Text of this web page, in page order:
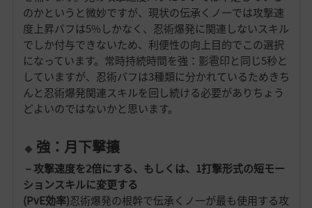
のかというと微妙ですが、現状の伝承くノ一では攻撃速
度上昇バフは5%しかなく、忍術爆発に関連しないスキル
でしか付与できないため、利便性の向上目的でこの選択
になっています。常時持続時間を強：影雹印と同じ5秒と
していますが、忍術バフは3種類に分かれているためきち
んと忍術爆発関連スキルを回し続ける必要がありちょう
どよいのではないかと思います。
強：月下撃攘
－攻撃速度を2倍にする、もしくは、1打撃形式の短モー
ションスキルに変更する
(PvE効率)忍術爆発の根幹で伝承くノ一が最も使用する攻